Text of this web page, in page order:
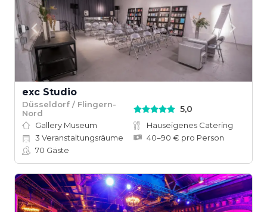
exc Studio
Düsseldorf / Flingern-
Nord
5,0
Gallery Museum
Hauseigenes Catering
3 Veranstaltungsräume
40–90 € pro Person
70 Gäste